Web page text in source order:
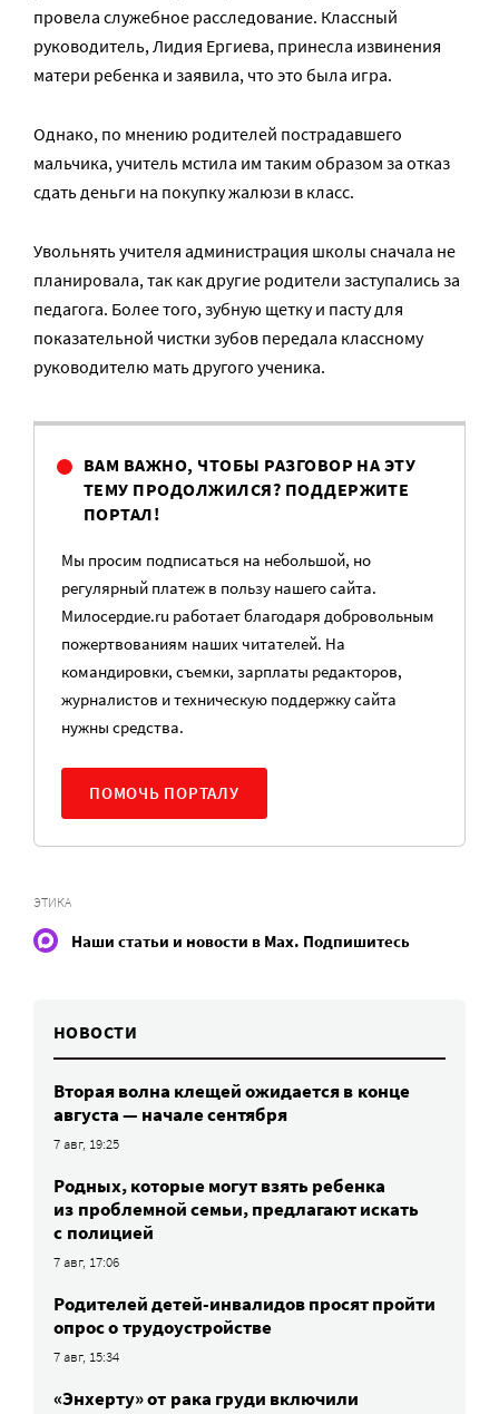
провела служебное расследование. Классный
руководитель, Лидия Ергиева, принесла извинения
матери ребенка и заявила, что это была игра.
Однако, по мнению родителей пострадавшего
мальчика, учитель мстила им таким образом за отказ
сдать деньги на покупку жалюзи в класс.
Увольнять учителя администрация школы сначала не
планировала, так как другие родители заступались за
педагога. Более того, зубную щетку и пасту для
показательной чистки зубов передала классному
руководителю мать другого ученика.
ВАМ ВАЖНО, ЧТОБЫ РАЗГОВОР НА ЭТУ
ТЕМУ ПРОДОЛЖИЛСЯ? ПОДДЕРЖИТЕ
ПОРТАЛ!
Мы просим подписаться на небольшой, но
регулярный платеж в пользу нашего сайта.
Милосердие.ru работает благодаря добровольным
пожертвованиям наших читателей. На
командировки, съемки, зарплаты редакторов,
журналистов и техническую поддержку сайта
нужны средства.
ПОМОЧЬ ПОРТАЛУ
ЭТИКА
Наши статьи и новости в Max. Подпишитесь
НОВОСТИ
Вторая волна клещей ожидается в конце
августа — начале сентября
7 авг, 19:25
Родных, которые могут взять ребенка
из проблемной семьи, предлагают искать
с полицией
7 авг, 17:06
Родителей детей-инвалидов просят пройти
опрос о трудоустройстве
7 авг, 15:34
«Энхерту» от рака груди включили